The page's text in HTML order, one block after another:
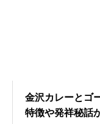
金沢カレーとゴ
特徴や発祥秘話